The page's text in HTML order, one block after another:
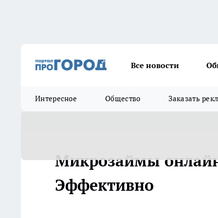
Все новости
Интересное Общество Заказать
Микрозаймы
Эффективно